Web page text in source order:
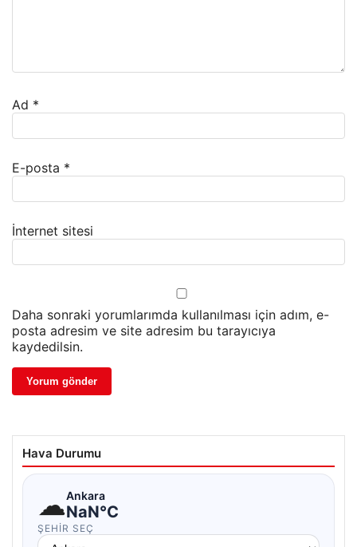
Ad *
E-posta *
İnternet sitesi
Daha sonraki yorumlarımda kullanılması için adım, e-
posta adresim ve site adresim bu tarayıcıya
kaydedilsin.
Hava Durumu
☁Ankara
NaN°C
ŞEHIR SEÇ